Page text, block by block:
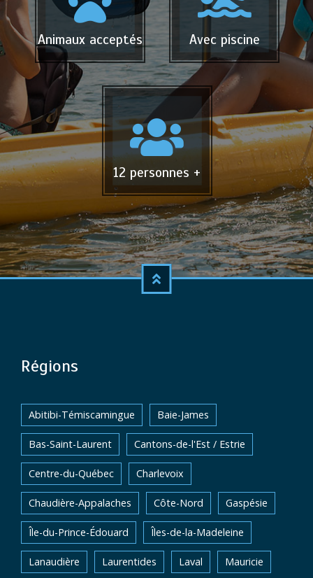
Animaux acceptés Avec piscine
12 personnes +
Régions
Abitibi-Témiscamingue Baie-James
Bas-Saint-Laurent Cantons-de-l'Est / Estrie
Centre-du-Québec Charlevoix
Chaudière-Appalaches Côte-Nord Gaspésie
Île-du-Prince-Édouard Îles-de-la-Madeleine
Lanaudière Laurentides Laval Mauricie